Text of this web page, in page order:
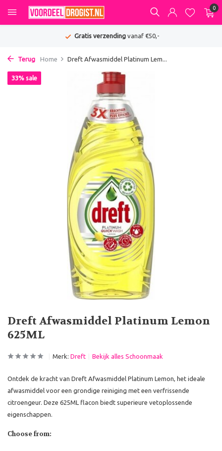
0
Gratis verzendingvanaf €50,-
Terug Home Dreft Afwasmiddel Platinum Lem...
Dreft Afwasmiddel Platinum Lemon
625ML
33% sale
Merk: Dreft Bekijk alles Schoonmaak
Ontdek de kracht van Dreft Afwasmiddel Platinum Lemon, het ideale
afwasmiddel voor een grondige reiniging met een verfrissende
citroengeur. Deze 625ML flacon biedt superieure vetoplossende
eigenschappen.
Choose from: